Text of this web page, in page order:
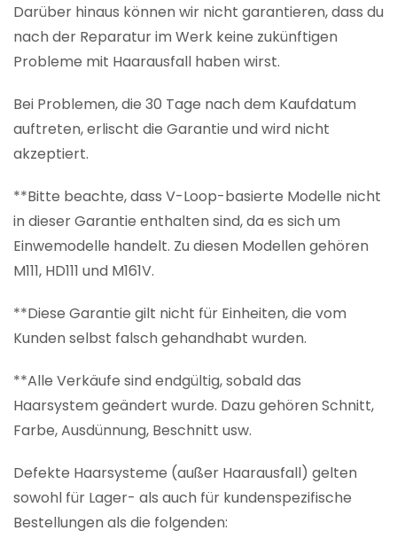
Darüber hinaus können wir nicht garantieren, dass du
nach der Reparatur im Werk keine zukünftigen
Probleme mit Haarausfall haben wirst.
Bei Problemen, die 30 Tage nach dem Kaufdatum
auftreten, erlischt die Garantie und wird nicht
akzeptiert.
**Bitte beachte, dass V-Loop-basierte Modelle nicht
in dieser Garantie enthalten sind, da es sich um
Einwemodelle handelt. Zu diesen Modellen gehören
M111, HD111 und M161V.
**Diese Garantie gilt nicht für Einheiten, die vom
Kunden selbst falsch gehandhabt wurden.
**Alle Verkäufe sind endgültig, sobald das
Haarsystem geändert wurde. Dazu gehören Schnitt,
Farbe, Ausdünnung, Beschnitt usw.
Defekte Haarsysteme (außer Haarausfall) gelten
sowohl für Lager- als auch für kundenspezifische
Bestellungen als die folgenden: